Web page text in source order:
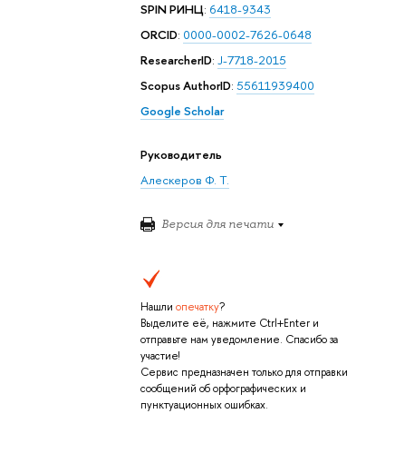
SPIN РИНЦ: 6418-9343
ORCID: 0000-0002-7626-0648
ResearcherID: J-7718-2015
Scopus AuthorID: 55611939400
Google Scholar
Руководитель
Алескеров Ф. Т.
Версия для печати
Нашли опечатку?
Выделите её, нажмите Ctrl+Enter и
отправьте нам уведомление. Спасибо за
участие!
Сервис предназначен только для отправки
сообщений об орфографических и
пунктуационных ошибках.